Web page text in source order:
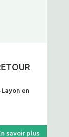
en
savoir plus